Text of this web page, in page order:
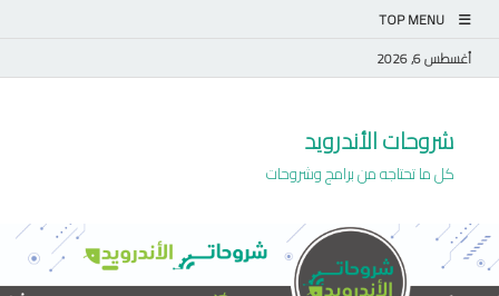
TOP MENU
أغسطس 6, 2026
شروحات الأندرويد
كل ما تحتاجه من برامج وشروحات